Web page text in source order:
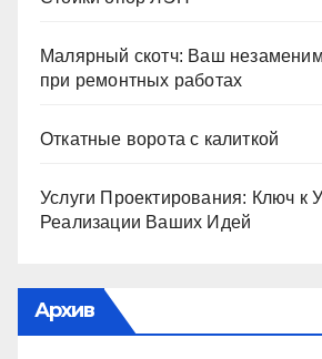
Малярный скотч: Ваш
при ремонтных работах
Откатные ворота с калиткой
Услуги Проектирования: Ключ к
Реализации Ваших Идей
Архив